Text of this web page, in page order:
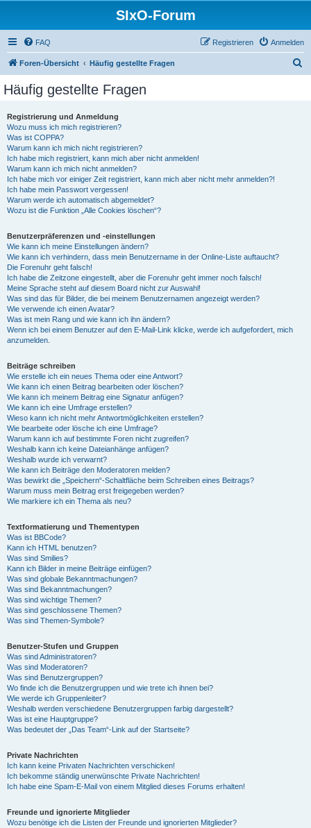
SIxO-Forum
FAQ Anmelden
Registrieren
Foren-Übersicht Häufig gestellte Fragen
Häufig gestellte Fragen
Registrierung und Anmeldung
Wozu muss ich mich registrieren?
Was ist COPPA?
Warum kann ich mich nicht registrieren?
Ich habe mich registriert, kann mich aber nicht anmelden!
Warum kann ich mich nicht anmelden?
Ich habe mich vor einiger Zeit registriert, kann mich aber nicht mehr anmelden?!
Ich habe mein Passwort vergessen!
Warum werde ich automatisch abgemeldet?
Wozu ist die Funktion „Alle Cookies löschen“?
Benutzerpräferenzen und -einstellungen
Wie kann ich meine Einstellungen ändern?
Wie kann ich verhindern, dass mein Benutzername in der Online-Liste auftaucht?
Die Forenuhr geht falsch!
Ich habe die Zeitzone eingestellt, aber die Forenuhr geht immer noch falsch!
Meine Sprache steht auf diesem Board nicht zur Auswahl!
Was sind das für Bilder, die bei meinem Benutzernamen angezeigt werden?
Wie verwende ich einen Avatar?
Was ist mein Rang und wie kann ich ihn ändern?
Wenn ich bei einem Benutzer auf den E-Mail-Link klicke, werde ich aufgefordert, mich
anzumelden.
Beiträge schreiben
Wie erstelle ich ein neues Thema oder eine Antwort?
Wie kann ich einen Beitrag bearbeiten oder löschen?
Wie kann ich meinem Beitrag eine Signatur anfügen?
Wie kann ich eine Umfrage erstellen?
Wieso kann ich nicht mehr Antwortmöglichkeiten erstellen?
Wie bearbeite oder lösche ich eine Umfrage?
Warum kann ich auf bestimmte Foren nicht zugreifen?
Weshalb kann ich keine Dateianhänge anfügen?
Weshalb wurde ich verwarnt?
Wie kann ich Beiträge den Moderatoren melden?
Was bewirkt die „Speichern“-Schaltfläche beim Schreiben eines Beitrags?
Warum muss mein Beitrag erst freigegeben werden?
Wie markiere ich ein Thema als neu?
Textformatierung und Thementypen
Was ist BBCode?
Kann ich HTML benutzen?
Was sind Smilies?
Kann ich Bilder in meine Beiträge einfügen?
Was sind globale Bekanntmachungen?
Was sind Bekanntmachungen?
Was sind wichtige Themen?
Was sind geschlossene Themen?
Was sind Themen-Symbole?
Benutzer-Stufen und Gruppen
Was sind Administratoren?
Was sind Moderatoren?
Was sind Benutzergruppen?
Wo finde ich die Benutzergruppen und wie trete ich ihnen bei?
Wie werde ich Gruppenleiter?
Weshalb werden verschiedene Benutzergruppen farbig dargestellt?
Was ist eine Hauptgruppe?
Was bedeutet der „Das Team“-Link auf der Startseite?
Private Nachrichten
Ich kann keine Privaten Nachrichten verschicken!
Ich bekomme ständig unerwünschte Private Nachrichten!
Ich habe eine Spam-E-Mail von einem Mitglied dieses Forums erhalten!
Freunde und ignorierte Mitglieder
Wozu benötige ich die Listen der Freunde und ignorierten Mitglieder?